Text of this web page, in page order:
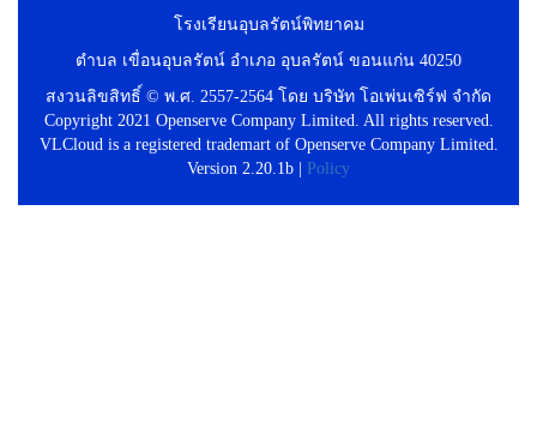
โรงเรียนอุบลรัตน์พิทยาคม
ตำบล เขื่อนอุบลรัตน์ อำเภอ อุบลรัตน์ ขอนแก่น 40250
สงวนลิขสิทธิ์ © พ.ศ. 2557-2564 โดย บริษัท โอเพ่นเซิร์ฟ จำกัด
Copyright 2021 Openserve Company Limited. All rights reserved.
VLCloud is a registered trademart of Openserve Company Limited.
Version 2.20.1b |
Policy